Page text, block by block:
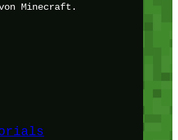
Minecraft.